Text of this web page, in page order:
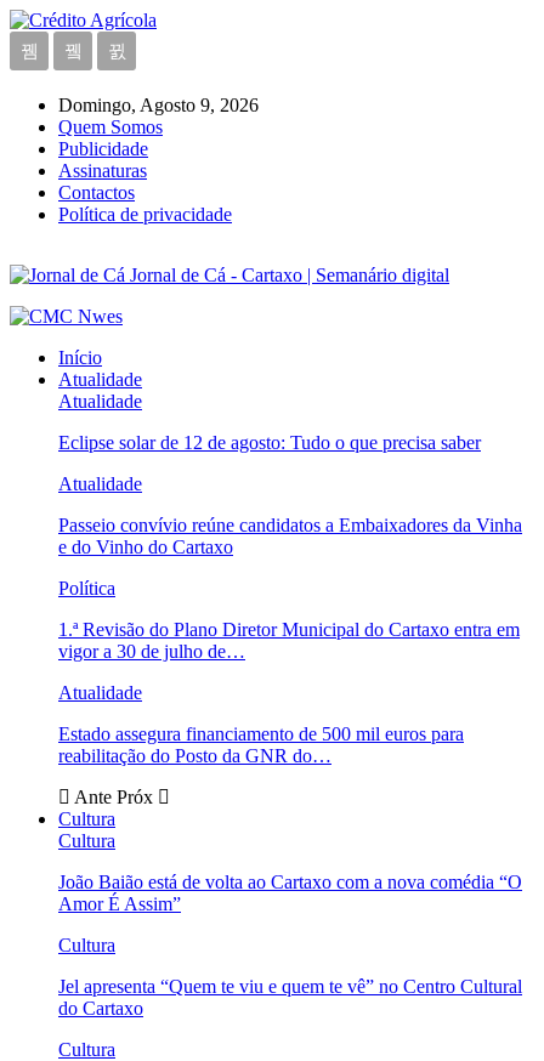
Domingo, Agosto 9, 2026
Quem Somos
Publicidade
Assinaturas
Contactos
Política de privacidade
Jornal de Cá - Cartaxo | Semanário digital
Início
Atualidade
Atualidade
Eclipse solar de 12 de agosto: Tudo o que precisa saber
Atualidade
Passeio convívio reúne candidatos a Embaixadores da Vinha
e do Vinho do Cartaxo
Política
1.ª Revisão do Plano Diretor Municipal do Cartaxo entra em
vigor a 30 de julho de…
Atualidade
Estado assegura financiamento de 500 mil euros para
reabilitação do Posto da GNR do…
Ante Próx
Cultura
Cultura
João Baião está de volta ao Cartaxo com a nova comédia “O
Amor É Assim”
Cultura
Jel apresenta “Quem te viu e quem te vê” no Centro Cultural
do Cartaxo
Cultura